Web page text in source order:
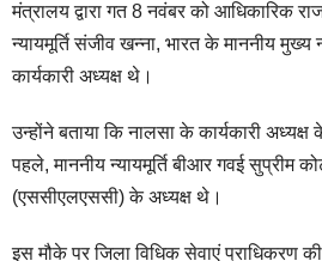
मंत्रालय द्वारा गत 8 नवंबर को आधिकारिक
न्यायमूर्ति संजीव खन्ना, भारत के माननीय
कार्यकारी अध्यक्ष थे।
उन्होंने बताया कि नालसा के कार्यकारी
पहले, माननीय न्यायमूर्ति बीआर गवई सुप्रीम
(एससीएलएससी) के अध्यक्ष थे।
इस मौके पर जिला विधिक सेवाएं प्राधिकरण